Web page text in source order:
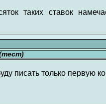
таких ставок
писать только первую